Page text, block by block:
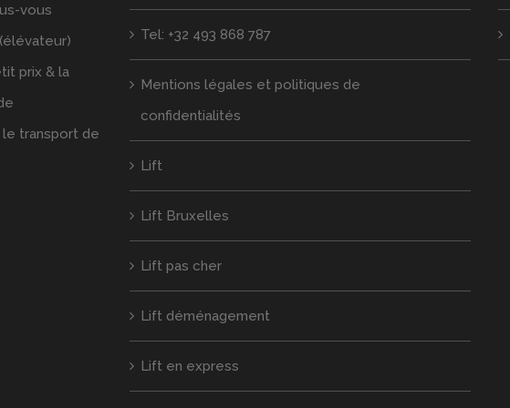
vous
prix & la
transport de
Tel: +32 493 868 787
Mentions légales et politiques de
confidentialités
Lift
Lift Bruxelles
Lift pas cher
Lift déménagement
Lift en express